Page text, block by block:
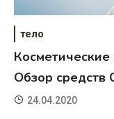
тело
Косметические
Обзор средств
24.04.2020